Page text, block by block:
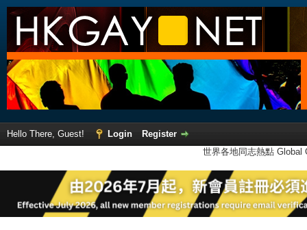
Hello There, Guest! Login
Register
世界各地同志熱點